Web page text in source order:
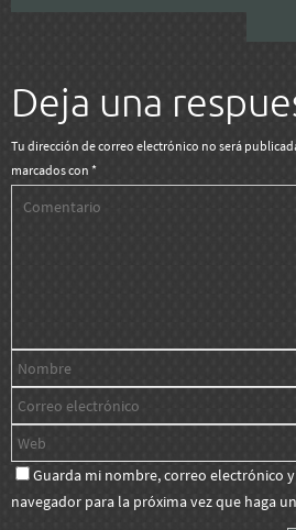
Deja una
Tu dirección de correo electrónico no será
marcados con *
Guarda mi nombre, correo electrónico
navegador para la próxima vez que haga